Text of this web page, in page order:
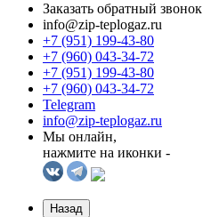
Заказать обратный звонок
info@zip-teplogaz.ru
+7 (951) 199-43-80
+7 (960) 043-34-72
+7 (951) 199-43-80
+7 (960) 043-34-72
Telegram
info@zip-teplogaz.ru
Мы онлайн,
нажмите на иконки -
Назад